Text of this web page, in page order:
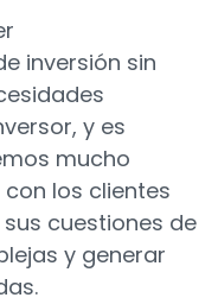
inversión sin
y es
mucho
los clientes
cuestiones de
y generar